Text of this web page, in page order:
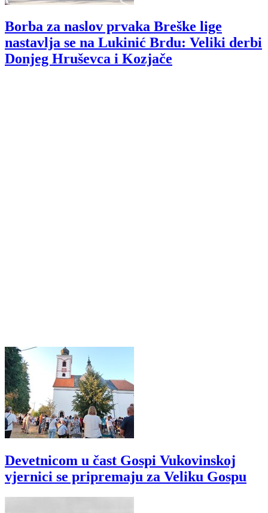
Borba za naslov prvaka Breške lige
nastavlja se na Lukinić Brdu: Veliki derbi
Donjeg Hruševca i Kozjače
Devetnicom u čast Gospi Vukovinskoj
vjernici se pripremaju za Veliku Gospu